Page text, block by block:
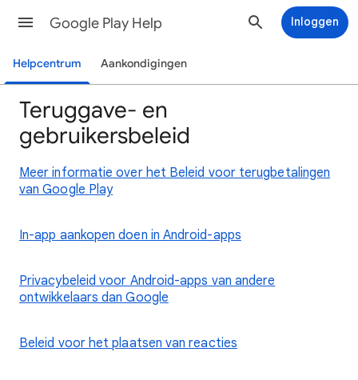
Google Play Help Inloggen
Helpcentrum Aankondigingen
Teruggave- en
gebruikersbeleid
Meer informatie over het Beleid voor terugbetalingen
van Google Play
In-app aankopen doen in Android-apps
Privacybeleid voor Android-apps van andere
ontwikkelaars dan Google
Beleid voor het plaatsen van reacties